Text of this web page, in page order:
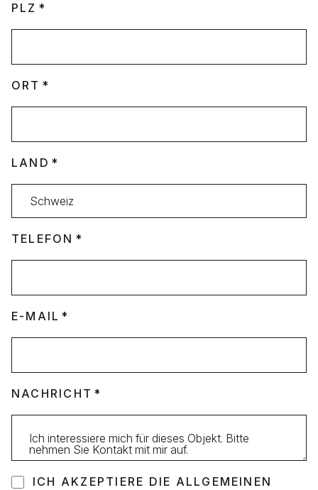
PLZ
ORT
LAND
TELEFON
E-MAIL
NACHRICHT
ICH AKZEPTIERE DIE ALLGEMEINEN